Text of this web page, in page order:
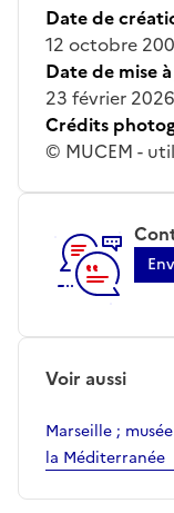
Date de
12 octobre
Date de mise
23 février 2026
Crédits
© MUCEM -
Voir aussi
Marseille ;
la Méditerranée